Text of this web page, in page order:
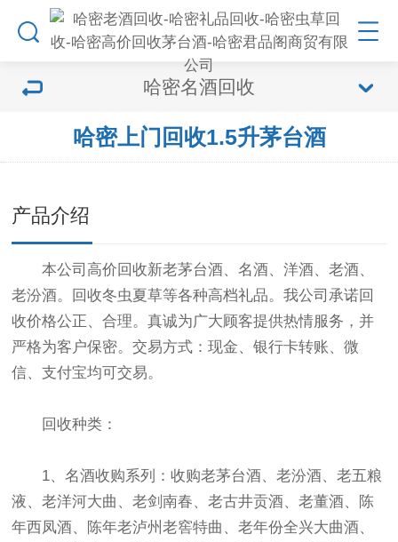
哈密名酒回收
哈密上门回收1.5升茅台酒
产品介绍
本公司高价回收新老茅台酒、名酒、洋酒、老酒、
老汾酒。回收冬虫夏草等各种高档礼品。我公司承诺回
收价格公正、合理。真诚为广大顾客提供热情服务，并
严格为客户保密。交易方式：现金、银行卡转账、微
信、支付宝均可交易。
回收种类：
1、名酒收购系列：收购老茅台酒、老汾酒、老五粮
液、老洋河大曲、老剑南春、老古井贡酒、老董酒、陈
年西凤酒、陈年老泸州老窖特曲、老年份全兴大曲酒、